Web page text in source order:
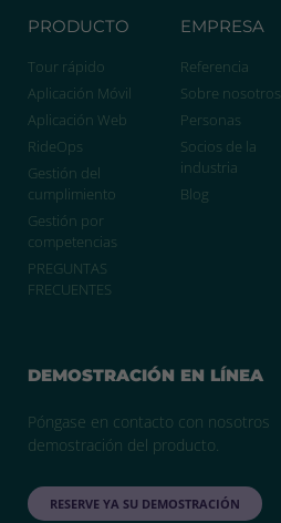
PRODUCTO
Tour rápido
Aplicación Móvil
Aplicación Web
RideOps
Gestión del
cumplimiento
Gestión por
competencias
PREGUNTAS
FRECUENTES
EMPRESA
Referencia
Sobre nosotros
Personas
Socios de la
industria
Blog
DEMOSTRACIÓN EN LÍNEA
Póngase en contacto con nosotros
demostración del producto.
RESERVE YA SU DEMOSTRACIÓN